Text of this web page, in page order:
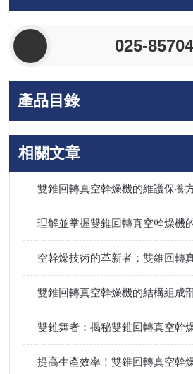
025-
產品目錄
相關文章
雙錐回轉真空幹燥機的維護保養
理解並掌握雙錐回轉真空幹燥機
雙錐回轉真空幹燥機的結構組成
提高生產效率！雙錐回轉真空幹